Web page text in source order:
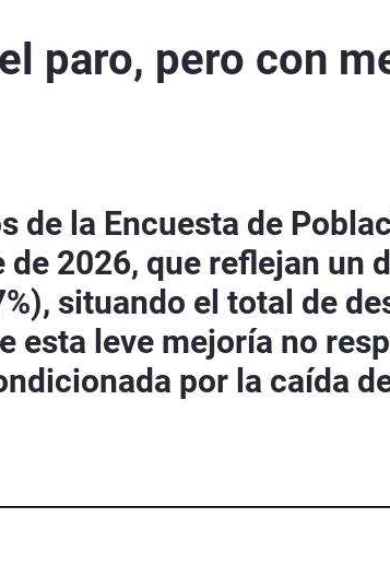
paro, pero con
de la Encuesta de
2026, que reflejan un
situando el total de
esta leve mejoría no
por la caída